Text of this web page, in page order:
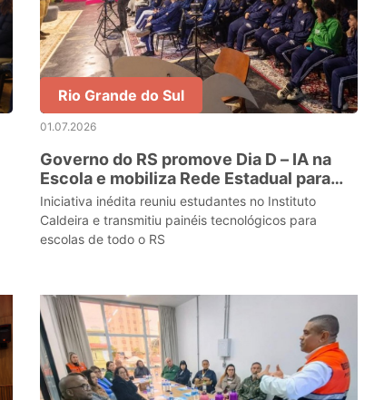
Rio Grande do Sul
01.07.2026
Governo do RS promove Dia D – IA na
Escola e mobiliza Rede Estadual para
debater inteligência artificial
Iniciativa inédita reuniu estudantes no Instituto
Caldeira e transmitiu painéis tecnológicos para
escolas de todo o RS